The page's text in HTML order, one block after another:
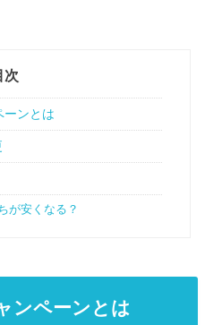
次
ーンとは
が安くなる？
ンペーンとは